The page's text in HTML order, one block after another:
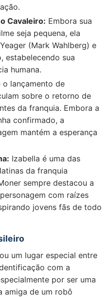
Cavaleiro: Embora sua
seja pequena, ela
(Mark Wahlberg) e
estabelecendo sua
humana.
o lançamento de
sobre o retorno de
da franquia. Embora a
confirmado, a
mantém a esperança
Izabella é uma das
da franquia
sempre destacou a
com raízes
jovens fãs de todo
um lugar especial entre
com a
por ser uma
amiga de um robô